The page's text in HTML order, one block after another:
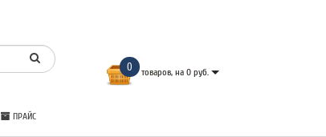
0 товаров, на 0 руб.
ПРАЙС